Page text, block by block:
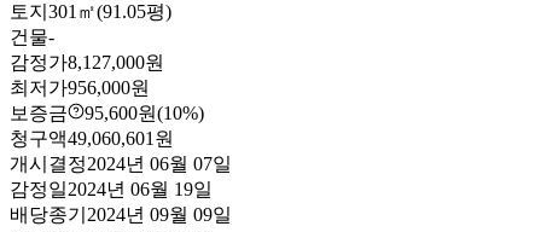
토지 301㎡(91.05평)
건물-
감정가8,127,000원
최저가956,000원
보증금
95,600원(10%)
청구액49,060,601원
개시결정2024년 06월 07일
감정일2024년 06월 19일
배당종기 2024년 09월 09일